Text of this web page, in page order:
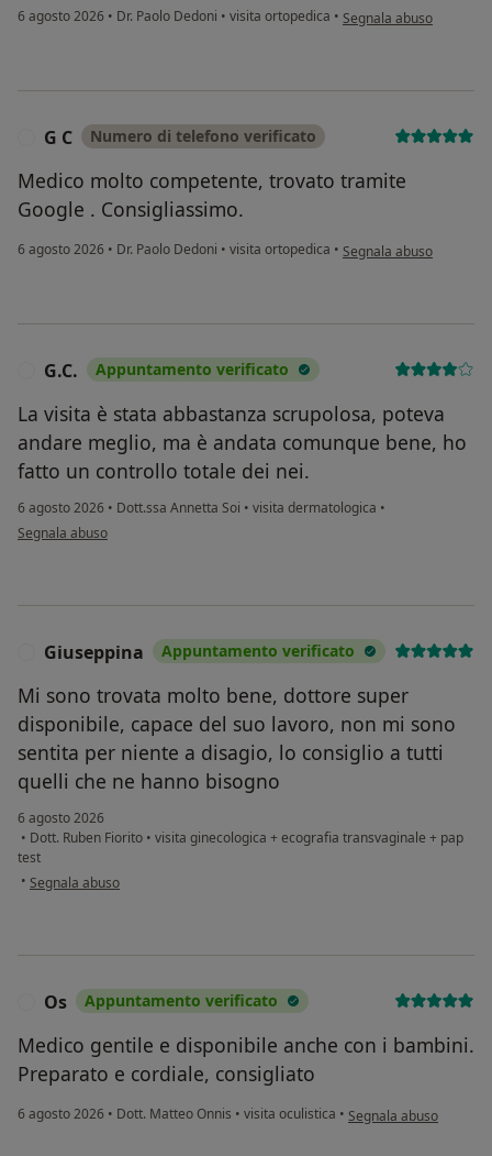
6 agosto 2026 • Dr. Paolo Dedoni • visita ortopedica • secondo l'opinione
Segnala abuso
G C Numero di telefono verificato
Medico molto competente, trovato tramite
Google . Consigliassimo.
6 agosto 2026 • Dr. Paolo Dedoni • visita ortopedica • secondo l'opinione
Segnala abuso
G.C. Appuntamento verificato
La visita è stata abbastanza scrupolosa, poteva
andare meglio, ma è andata comunque bene, ho
fatto un controllo totale dei nei.
6 agosto 2026 • Dott.ssa Annetta Soi • visita dermatologica •
secondo l'opinione dell'utente G.C.
Segnala abuso
Giuseppina Appuntamento verificato
Mi sono trovata molto bene, dottore super
disponibile, capace del suo lavoro, non mi sono
sentita per niente a disagio, lo consiglio a tutti
quelli che ne hanno bisogno
6 agosto 2026
• Dott. Ruben Fiorito • visita ginecologica + ecografia transvaginale + pap
test
• secondo l'opinione dell'utente Giuseppina
Segnala abuso
Os Appuntamento verificato
Medico gentile e disponibile anche con i bambini.
Preparato e cordiale, consigliato
6 agosto 2026 • Dott. Matteo Onnis • visita oculistica • secondo l'opinione
Segnala abuso